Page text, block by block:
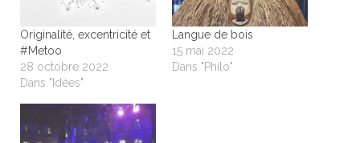
Originalité, excentricité et
#Metoo
28 octobre 2022
Dans "Idées"
Langue de bois
15 mai 2022
Dans "Philo"